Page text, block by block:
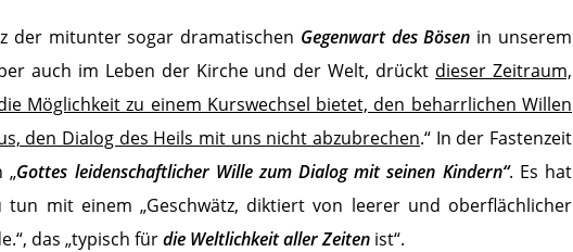
der mitunter sogar dramatischen Gegenwart des Bösen in unserem
auch im Leben der Kirche und der Welt, drückt dieser Zeitraum,
Möglichkeit zu einem Kurswechsel bietet, den beharrlichen Willen
den Dialog des Heils mit uns nicht abzubrechen.“ In der Fastenzeit
„Gottes leidenschaftlicher Wille zum Dialog mit seinen Kindern“. Es hat
tun mit einem „Geschwätz, diktiert von leerer und oberflächlicher
das „typisch fürdie Weltlichkeit aller Zeiten ist“.